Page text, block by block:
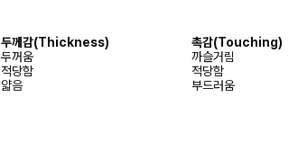
두께감(Thickness) 촉감(Touching)
두꺼움
까슬거림
적당함
적당함
얇음
부드러움